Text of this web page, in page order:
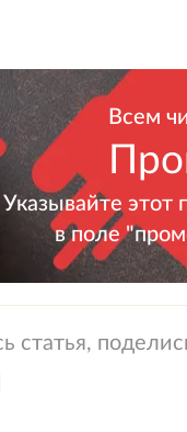
Всем
Указывайте этот
в поле
статья,